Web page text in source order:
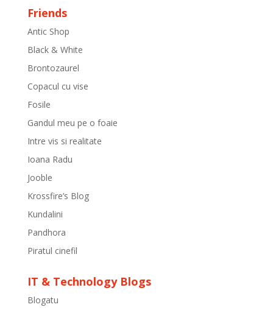
Friends
Antic Shop
Black & White
Brontozaurel
Copacul cu vise
Fosile
Gandul meu pe o foaie
Intre vis si realitate
Ioana Radu
Jooble
Krossfire’s Blog
Kundalini
Pandhora
Piratul cinefil
IT & Technology Blogs
Blogatu